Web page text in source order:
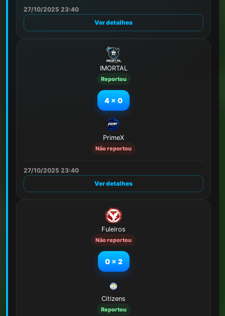
27/10/2025 23:40
Ver detalhes
IMORTAL
Reportou
4 x 0
PrimeX
Não reportou
27/10/2025 23:40
Ver detalhes
Fuleiros
Não reportou
0 x 2
Citizens
Reportou